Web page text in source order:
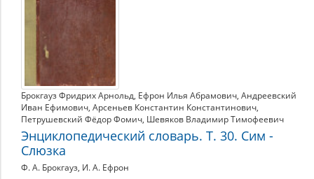
Брокгауз Фридрих Арнольд, Ефрон Илья Абрамович, Андреевский
Иван Ефимович, Арсеньев Константин Константинович,
Петрушевский Фёдор Фомич, Шевяков Владимир Тимофеевич
Энциклопедический словарь. Т. 30. Сим -
Слюзка
Ф. А. Брокгауз, И. А. Ефрон